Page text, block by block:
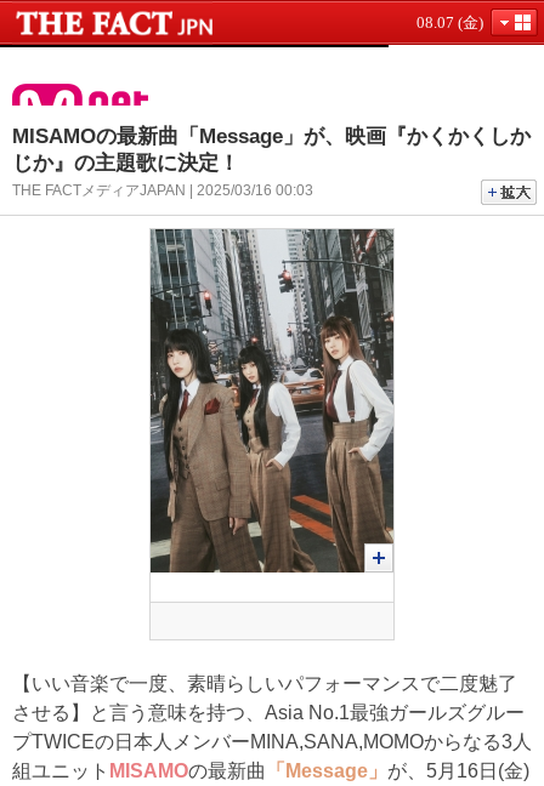
08.07 (金)
MISAMOの最新曲「Message」が、映画『かくかくしか
じか』の主題歌に決定！
THE FACTメディアJAPAN | 2025/03/16 00:03
【いい音楽で一度、素晴らしいパフォーマンスで二度魅了
させる】と言う意味を持つ、Asia No.1最強ガールズグルー
プTWICEの日本人メンバーMINA,SANA,MOMOからなる3人
組ユニット MISAMOの最新曲 「Message」 が、5月16日(金)